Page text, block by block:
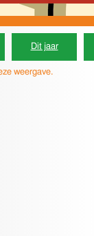
Dit jaar
weergave.